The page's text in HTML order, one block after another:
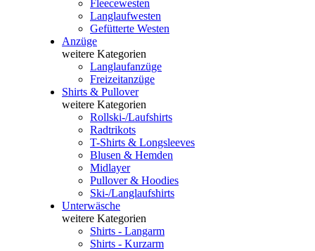
Fleecewesten
Langlaufwesten
Gefütterte Westen
Anzüge
weitere Kategorien
Langlaufanzüge
Freizeitanzüge
Shirts & Pullover
weitere Kategorien
Rollski-/Laufshirts
Radtrikots
T-Shirts & Longsleeves
Blusen & Hemden
Midlayer
Pullover & Hoodies
Ski-/Langlaufshirts
Unterwäsche
weitere Kategorien
Shirts - Langarm
Shirts - Kurzarm